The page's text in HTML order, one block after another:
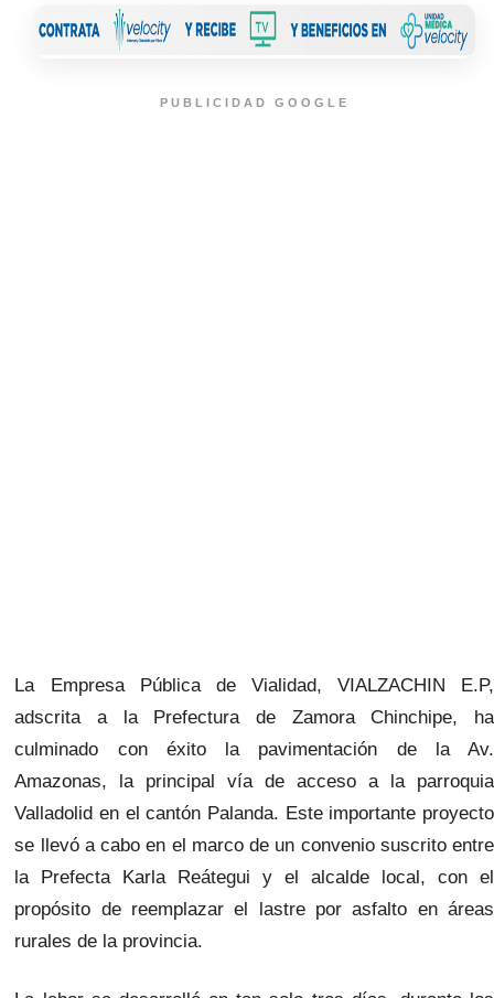
PUBLICIDAD GOOGLE
La Empresa Pública de Vialidad, VIALZACHIN E.P,
adscrita a la Prefectura de Zamora Chinchipe, ha
culminado con éxito la pavimentación de la Av.
Amazonas, la principal vía de acceso a la parroquia
Valladolid en el cantón Palanda. Este importante proyecto
se llevó a cabo en el marco de un convenio suscrito entre
la Prefecta Karla Reátegui y el alcalde local, con el
propósito de reemplazar el lastre por asfalto en áreas
rurales de la provincia.